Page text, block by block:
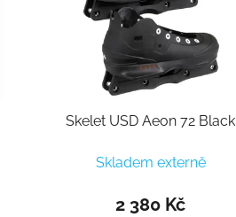
Skelet USD Aeon 72 Black
Skladem externě
2 380 Kč